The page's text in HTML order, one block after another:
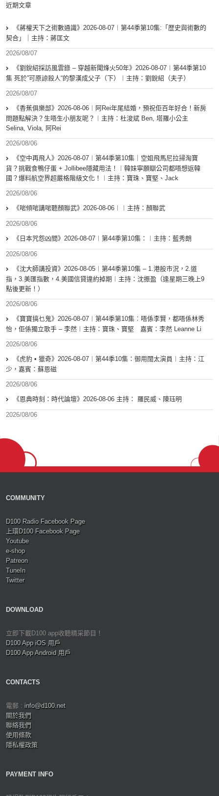
近期文章
《蔣權天下之術數通識》2026-08-07︱第44季第10集:「歴史與術數的
契合」｜主持：蔣匡文
2026/08/07
《劉銳紹採訪風雲錄 – 穿越新聞烽火50年》2026-08-07︱第44季第10
集 死於”可原諒殺人“的黎漢成父子（下）︱主持：劉銳紹（夫子）
2026/08/07
《香蕉俱樂部》2026-08-06︱阿Rei年尾結婚，預祝佢百年好合！新房
問題點解決？生唔生小朋友呢？︱主持：杜浚斌 Ben, 塔羅小公主
Selina, Viola, 阿Rei
2026/08/06
《空中再飛人》2026-08-07︱第44季第10集｜空姐飛馬尼拉掃淘寶
貨？挑戰食鴨仔蛋 + Jollibee隱藏用法！︱韓妹寧願瞓公司都唔想返韓
國？爆料航空界超嚴格階級文化！︱主持：寶珠、寶堅、Jack
2026/08/06
《啱傾啱講啱聽顏聯武》2026-08-06︱︱主持：顏聯武
2026/08/06
《日本咒怨凶間》2026-08-07︱第44季第10集：︱主持：藍秀朗
2026/08/06
《沈大師講投資》2026-08-05︱第44季第10集 – 1.港股市況，2.道
指，3.美匯指數，4.美國信貸違約掉期︱主持：沈振盈（逢星期三晚上9
點後更新！）
2026/08/06
《寶寶搞乜鬼》2026-08-07︱第44季第10集︰唔係李賢，都唔係林秀
怡，佢係獨立歌手 – 李然︱主持：寶珠、寶堅 嘉賓：李然 Leanne Li
2026/08/06
《虎豹 • 獵奇》2026-08-07︱第44季10集：御用闊太演員︱主持：江
少，嘉賓：蘇恩磁
2026/08/06
《恩典時刻：時代論壇》2026-08-06 主持： 羅民威、陳珏明
2026/08/06
COMMUNITY
D100 Radio Facebook Page
上環D100 Facebook Page
Youtube
e-shop
Patreon
TuneIn
Twitter
DOWNLOAD
立即下載D100 app收聽精采節目！
D100 App iOS 用戶
D100 App Android 用戶
CONTACTS
電郵 : info@d100.net
關於我們
聯絡我們
使用條款
隱私權政策
PAYMENT INFO